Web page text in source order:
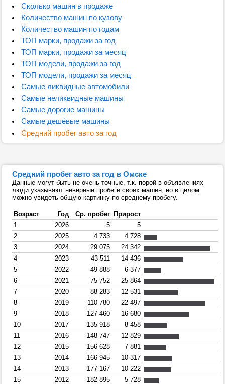
Сколько машин в продаже
Количество машин по кузову
Количество машин по годам
ТОП марки, продажи за год
ТОП марки, продажи за месяц
ТОП модели, продажи за год
ТОП модели, продажи за месяц
Самые ликвидные автомобили
Самые неликвидные машины
Самые дорогие машины
Самые дешёвые машины
Средний пробег авто за год
Средний пробег авто за год в Омске
Данные могут быть не очень точные, т.к. порой в объявлениях
люди указывают неверные пробеги своих машин, но в целом
можно увидеть общую картинку по среднему пробегу.
Возраст Год Ср. пробег Прирост
1
2026 5
5
2
2025 4 733
4 728
3
2024 29 075
24 342
4
2023 43 511
14 436
5
2022 49 888
6 377
6
2021 75 752
25 864
7
2020 88 283
12 531
8
2019 110 780
22 497
9
2018 127 460
16 680
10
2017 135 918
8 458
11
2016 148 747
12 829
12
2015 156 628
7 881
13
2014 166 945
10 317
14
2013 177 167
10 222
15
2012 182 895
5 728